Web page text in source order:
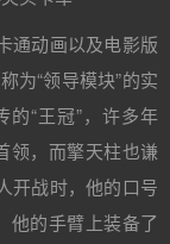
通动画以及电影版
为“领导模块”的实
“王冠”，许多年
领，而擎天柱也谦
开战时，他的口号
他的手臂上装备了